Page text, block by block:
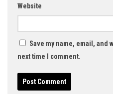
Website
Save my name, email, and
next time I comment.